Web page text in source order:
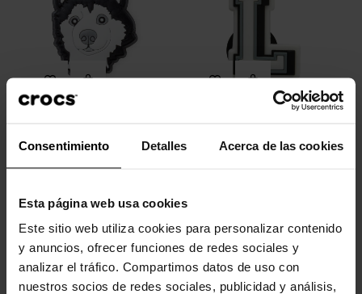
Consentimiento Detalles Acerca de las cookies
Esta página web usa cookies
Este sitio web utiliza cookies para personalizar contenido
y anuncios, ofrecer funciones de redes sociales y
analizar el tráfico. Compartimos datos de uso con
nuestros socios de redes sociales, publicidad y análisis,
4,99 € 4,99 € 3,99 €
-20%